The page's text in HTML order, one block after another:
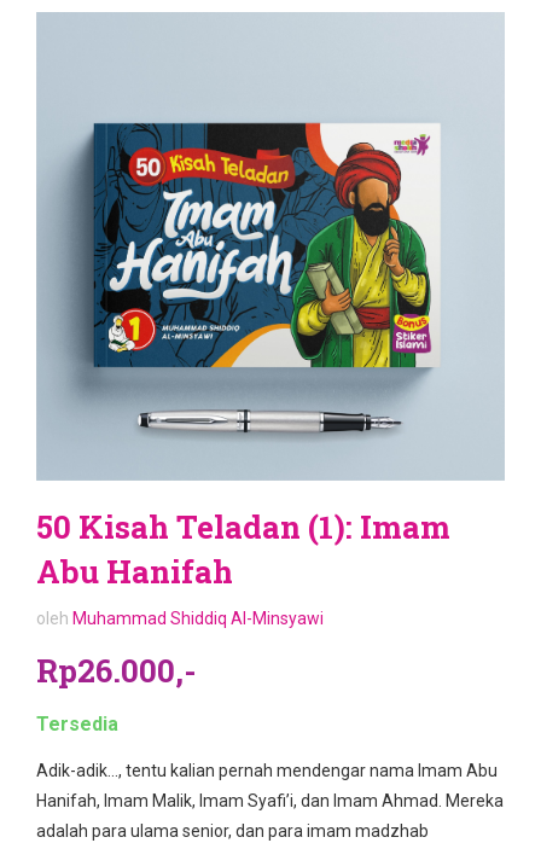
50 Kisah Teladan (1): Imam
Abu Hanifah
oleh Muhammad Shiddiq Al-Minsyawi
Rp26.000,-
Tersedia
Adik-adik…, tentu kalian pernah mendengar nama Imam Abu
Hanifah, Imam Malik, Imam Syafi’i, dan Imam Ahmad. Mereka
adalah para ulama senior, dan para imam madzhab